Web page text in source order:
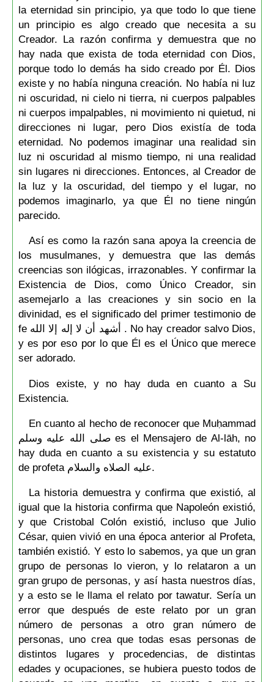
la eternidad sin principio, ya que todo lo que tiene
un principio es algo creado que necesita a su
Creador. La razón confirma y demuestra que no
hay nada que exista de toda eternidad con Dios,
porque todo lo demás ha sido creado por Él. Dios
existe y no había ninguna creación. No había ni luz
ni oscuridad, ni cielo ni tierra, ni cuerpos palpables
ni cuerpos impalpables, ni movimiento ni quietud, ni
direcciones ni lugar, pero Dios existía de toda
eternidad. No podemos imaginar una realidad sin
luz ni oscuridad al mismo tiempo, ni una realidad
sin lugares ni direcciones. Entonces, al Creador de
la luz y la oscuridad, del tiempo y el lugar, no
podemos imaginarlo, ya que Él no tiene ningún
parecido.
Así es como la razón sana apoya la creencia de
los musulmanes, y demuestra que las demás
creencias son ilógicas, irrazonables. Y confirmar la
Existencia de Dios, como Único Creador, sin
asemejarlo a las creaciones y sin socio en la
divinidad, es el significado del primer testimonio de
fe أشهد أن لا إله إلا الله . No hay creador salvo Dios,
y es por eso por lo que Él es el Único que merece
ser adorado.
Dios existe, y no hay duda en cuanto a Su
Existencia.
En cuanto al hecho de reconocer que Muḥammad
صلى الله عليه وسلم es el Mensajero de Al-lāh, no
hay duda en cuanto a su existencia y su estatuto
de profeta عليه الصلاه والسلام.
La historia demuestra y confirma que existió, al
igual que la historia confirma que Napoleón existió,
y que Cristobal Colón existió, incluso que Julio
César, quien vivió en una época anterior al Profeta,
también existió. Y esto lo sabemos, ya que un gran
grupo de personas lo vieron, y lo relataron a un
gran grupo de personas, y así hasta nuestros días,
y a esto se le llama el relato por tawatur. Sería un
error que después de este relato por un gran
número de personas a otro gran número de
personas, uno crea que todas esas personas de
distintos lugares y procedencias, de distintas
edades y ocupaciones, se hubiera puesto todos de